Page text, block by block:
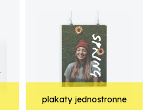
plakaty jednostronne